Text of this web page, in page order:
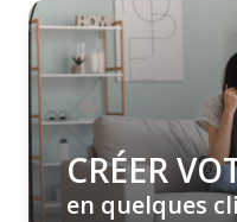
CRÉER
en quelques